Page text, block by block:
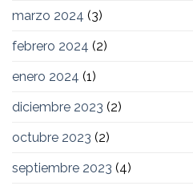
marzo 2024 (3)
febrero 2024 (2)
enero 2024 (1)
diciembre 2023 (2)
octubre 2023 (2)
septiembre 2023 (4)